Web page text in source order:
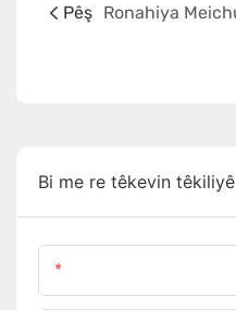
Pêş
Bi me re têkevin têkiliyê